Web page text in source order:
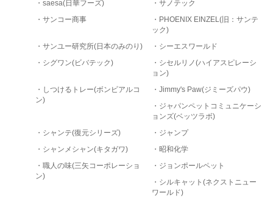
・saesa(日華フーズ) ・サノテック
・サンコー商事
・PHOENIX EINZEL(旧：サンテ
ック)
・サンユー研究所(日本のみのり) ・シーエスワールド
・シグワン(ビバテック)
・シセルリノ(ハイアスピレーシ
ョン)
・しつけるトレー(ボンビアルコ
ン)
・Jimmy's Paw(ジミーズパウ)
・ジャパンペットコミュニケーシ
ョンズ(ベッツラボ)
・シャンテ(復元シリーズ) ・ジャンプ
・シャンメシャン(キタガワ) ・昭和化学
・職人の味(三矢コーポレーショ
ン)
・ジョンポールペット
・シルキャット(ネクストニュー
ワールド)